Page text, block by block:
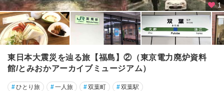
1
東日本大震災を辿る旅【福島】②（東京電力廃炉資料
館/とみおかアーカイブミュージアム）
#ひとり旅 #一人旅 #双葉町 #双葉駅